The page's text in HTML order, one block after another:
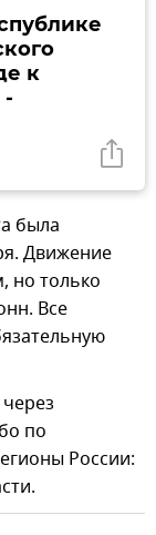
к
-
была
Движение
но только
Все
по
России: